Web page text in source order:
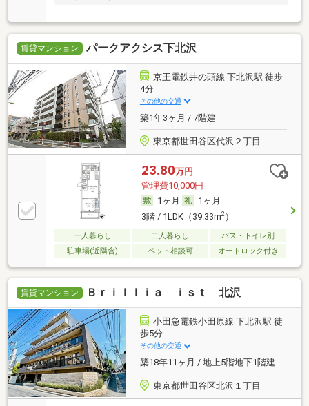
賃貸マンション パークアクシス下北沢
京王電鉄井の頭線 下北沢駅 徒歩
4分
その他の交通
築1年3ヶ月 / 7階建
東京都世田谷区代沢２丁目
23.80万円
管理費10,000円
1ヶ月
1ヶ月
3階 / 1LDK（39.33m2）
一人暮らし 二人暮らし
バス・トイレ別
駐車場(近隣含)
ペット相談可 オートロック付き
賃貸マンション Ｂｒｉｌｌｉａ ｉｓｔ 北沢
小田急電鉄小田原線 下北沢駅 徒
歩5分
その他の交通
築18年11ヶ月 / 地上5階地下1階建
東京都世田谷区北沢１丁目